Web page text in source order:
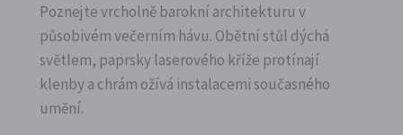
Poznejte vrcholně barokní architekturu v
působivém večerním hávu. Obětní stůl dýchá
světlem, paprsky laserového kříže protínají
klenby a chrám ožívá instalacemi současného
umění.